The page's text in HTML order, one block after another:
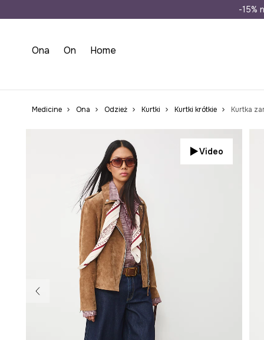
Wysyłka
-15%
Ona On Home
Medicine Ona Odzież Kurtki Kurtki krótkie Kurtka
Video